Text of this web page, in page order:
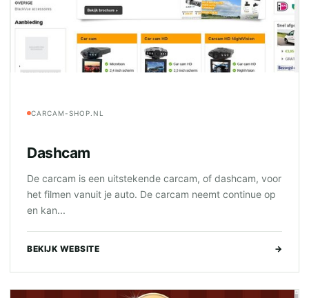
CARCAM-SHOP.NL
Dashcam
De carcam is een uitstekende carcam, of dashcam, voor
het filmen vanuit je auto. De carcam neemt continue op
en kan...
BEKIJK WEBSITE →